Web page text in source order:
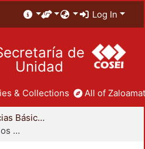
Log In
de
Unidad
& Collections All of
División de Ciencias Básicas e Ingeniería
Coordinación de Estudios de Posgrado - CBI